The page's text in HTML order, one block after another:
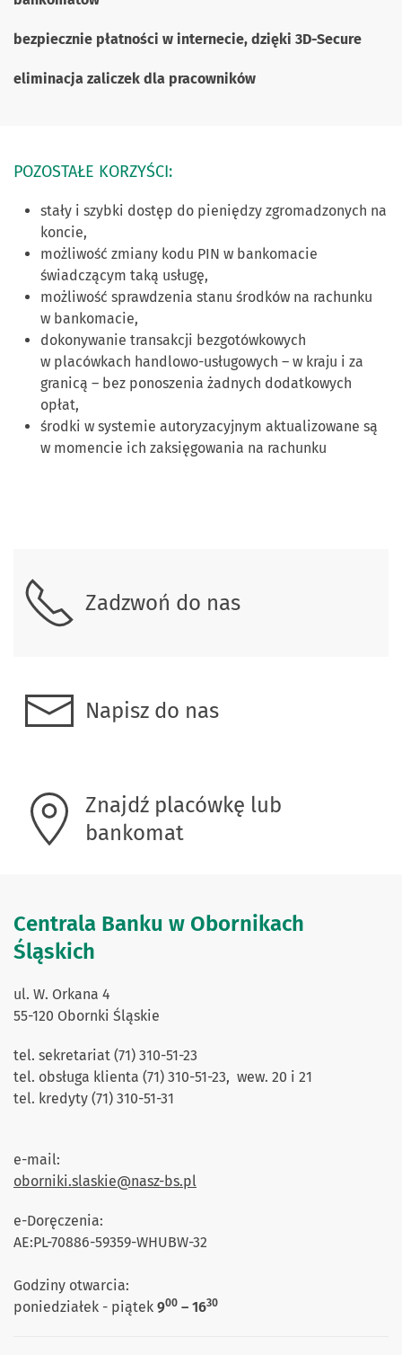
bezpiecznie płatności w internecie, dzięki 3D-Secure
eliminacja zaliczek dla pracowników
POZOSTAŁE KORZYŚCI:
stały i szybki dostęp do pieniędzy zgromadzonych na
koncie,
możliwość zmiany kodu PIN w bankomacie
świadczącym taką usługę,
możliwość sprawdzenia stanu środków na rachunku
w bankomacie,
dokonywanie transakcji bezgotówkowych
w placówkach handlowo-usługowych – w kraju i za
granicą – bez ponoszenia żadnych dodatkowych
opłat,
środki w systemie autoryzacyjnym aktualizowane są
w momencie ich zaksięgowania na rachunku
Zadzwoń do nas
Napisz do nas
Znajdź placówkę lub
bankomat
Centrala Banku w Obornikach
Śląskich
ul. W. Orkana 4
55-120 Obornki Śląskie
tel. sekretariat (71) 310-51-23
tel. obsługa klienta (71) 310-51-23, wew. 20 i 21
tel. kredyty (71) 310-51-31
e-mail:
oborniki.slaskie@nasz-bs.pl
e-Doręczenia:
AE:PL-70886-59359-WHUBW-32
Godziny otwarcia:
poniedziałek - piątek 900 – 1630